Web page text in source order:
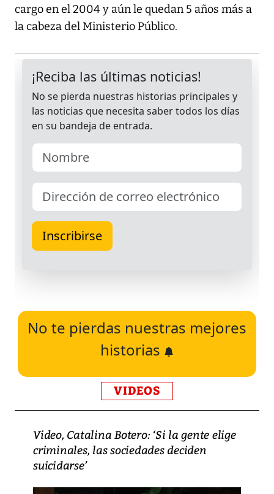
cargo en el 2004 y aún le quedan 5 años más a
la cabeza del Ministerio Público.
No te pierdas nuestras mejores
historias
VIDEOS
Video, Catalina Botero: ‘Si la gente elige
criminales, las sociedades deciden
suicidarse’